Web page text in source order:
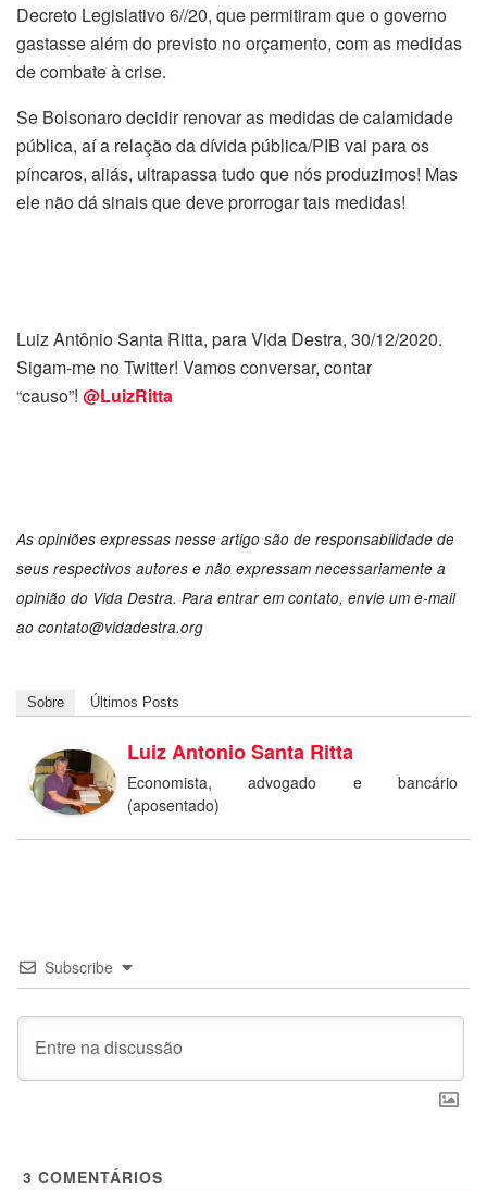
Decreto Legislativo 6//20, que permitiram que o governo
gastasse além do previsto no orçamento, com as medidas
de combate à crise.
Se Bolsonaro decidir renovar as medidas de calamidade
pública, aí a relação da dívida pública/PIB vai para os
píncaros, aliás, ultrapassa tudo que nós produzimos! Mas
ele não dá sinais que deve prorrogar tais medidas!
Luiz Antônio Santa Ritta, para Vida Destra, 30/12/2020.
Sigam-me no Twitter! Vamos conversar, contar
“causo”! @LuizRitta
As opiniões expressas nesse artigo são de responsabilidade de
seus respectivos autores e não expressam necessariamente a
opinião do Vida Destra. Para entrar em contato, envie um e-mail
ao contato@vidadestra.org
Sobre Últimos Posts
Luiz Antonio Santa Ritta
Economista, advogado e bancário
(aposentado)
Subscribe
3 COMENTÁRIOS